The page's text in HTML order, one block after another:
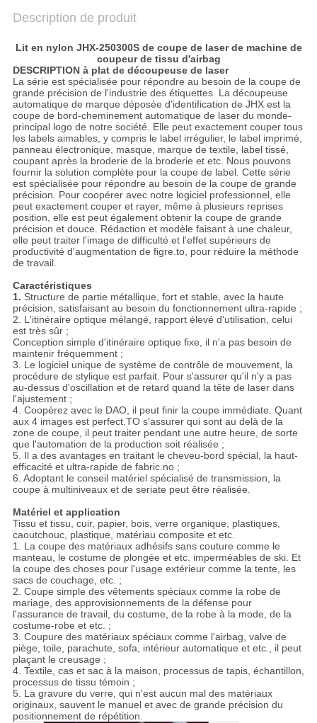
SITEMAP
PRIVACY
POLICY
Description de produit
Lit en nylon JHX-250300S de coupe de laser de machine de
coupeur de tissu d'airbag
DESCRIPTIONà plat de découpeuse delaser
La série est spécialisée pour répondre au besoin de la coupe de
grande précision de l'industrie des étiquettes. La découpeuse
automatique de marque déposée d'identification de JHX est la
coupe de bord-cheminement automatique de laser du monde-
principal logo de notre société. Elle peut exactement couper tous
les labels aimables, y compris le label irrégulier, le label imprimé,
panneau électronique, masque, marque de textile, label tissé,
coupant après la broderie de la broderie et etc. Nous pouvons
fournir la solution complète pour la coupe de label. Cette série
est spécialisée pour répondre au besoin de la coupe de grande
précision. Pour coopérer avec notre logiciel professionnel, elle
peut exactement couper et rayer, même à plusieurs reprises
position, elle est peut également obtenir la coupe de grande
précision et douce. Rédaction et modèle faisant à une chaleur,
elle peut traiter l'image de difficulté et l'effet supérieurs de
productivité d'augmentation de figre.to, pour réduire la méthode
de travail.
Caractéristiques
1. Structure de partie métallique, fort et stable, avec la haute
précision, satisfaisant au besoin du fonctionnement ultra-rapide ;
2. L'itinéraire optique mélangé, rapport élevé d'utilisation, celui
est très sûr ;
Conception simple d'itinéraire optique fixe, il n'a pas besoin de
maintenir fréquemment ;
3. Le logiciel unique de système de contrôle de mouvement, la
procédure de stylique est parfait. Pour s'assurer qu'il n'y a pas
au-dessus d'oscillation et de retard quand la tête de laser dans
l'ajustement ;
4. Coopérez avec le DAO, il peut finir la coupe immédiate. Quant
aux 4 images est perfect.TO s'assurer qui sont au delà de la
zone de coupe, il peut traiter pendant une autre heure, de sorte
que l'automation de la production soit réalisée ;
5. Il a des avantages en traitant le cheveu-bord spécial, la haut-
efficacité et ultra-rapide de fabric.no ;
6. Adoptant le conseil matériel spécialisé de transmission, la
coupe à multiniveaux et de seriate peut être réalisée.
Matériel et application
Tissu et tissu, cuir, papier, bois, verre organique, plastiques,
caoutchouc, plastique, matériau composite et etc.
1. La coupe des matériaux adhésifs sans couture comme le
manteau, le costume de plongée et etc. imperméables de ski. Et
la coupe des choses pour l'usage extérieur comme la tente, les
sacs de couchage, etc. ;
2. Coupe simple des vêtements spéciaux comme la robe de
mariage, des approvisionnements de la défense pour
l'assurance de travail, du costume, de la robe à la mode, de la
costume-robe et etc. ;
3. Coupure des matériaux spéciaux comme l'airbag, valve de
piège, toile, parachute, sofa, intérieur automatique et etc., il peut
plaçant le creusage ;
4. Textile, cas et sac à la maison, processus de tapis, échantillon,
processus de tissu témoin ;
5. La gravure du verre, qui n'est aucun mal des matériaux
originaux, sauvent le manuel et avec de grande précision du
positionnement de répétition.